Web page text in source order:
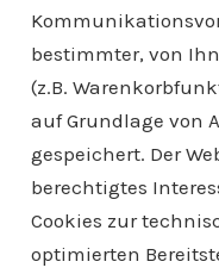
bestimmter, von
(z.B.
auf Grundlage von
gespeichert. Der
berechtigtes
Cookies zur
optimierten